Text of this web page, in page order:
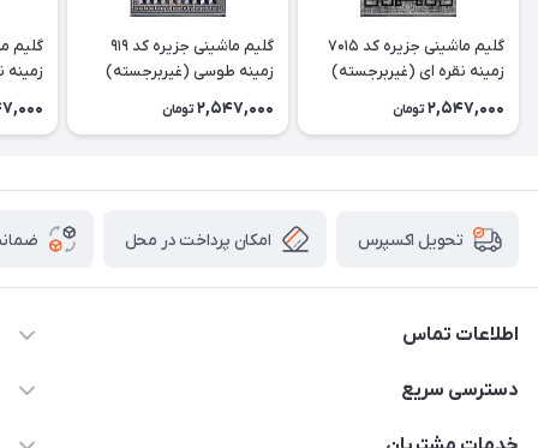
گلیم ماشینی جزیره کد 7015
زمینه نقره ای (غیربرجسته)
2,547,000 تومان
گلیم ماشینی جزیره کد 919
زمینه طوسی (غیربرجسته)
2,547,000 تومان
زمینه
تحویل اکسپرس امکان پرداخت در محل
اطلاعات تماس
03538252575
دسترسی سریع
حساب کاربری